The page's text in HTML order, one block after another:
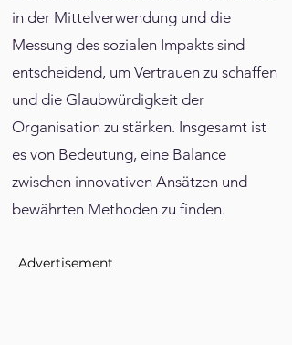
in der Mittelverwendung und die
Messung des sozialen Impakts sind
entscheidend, um Vertrauen zu schaffen
und die Glaubwürdigkeit der
Organisation zu stärken. Insgesamt ist
es von Bedeutung, eine Balance
zwischen innovativen Ansätzen und
bewährten Methoden zu finden.
Advertisement